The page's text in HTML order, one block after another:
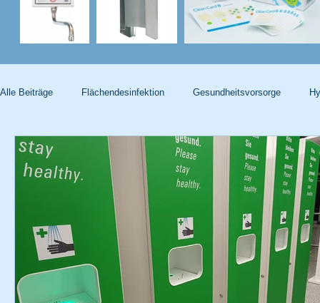
Alle Beiträge Flächendesinfektion Gesundheitsvorsorge